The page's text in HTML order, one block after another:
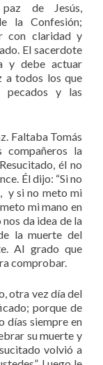
de Jesús,
la Confesión;
con claridad y
El sacerdote
y debe actuar
a todos los que
pecados y las
Faltaba Tomás
compañeros la
él no
Él dijo: “Si no
y si no meto mi
mi mano en
da idea de la
la muerte del
Al grado que
comprobar.
otra vez día del
porque de
días siempre en
su muerte y
volvió a